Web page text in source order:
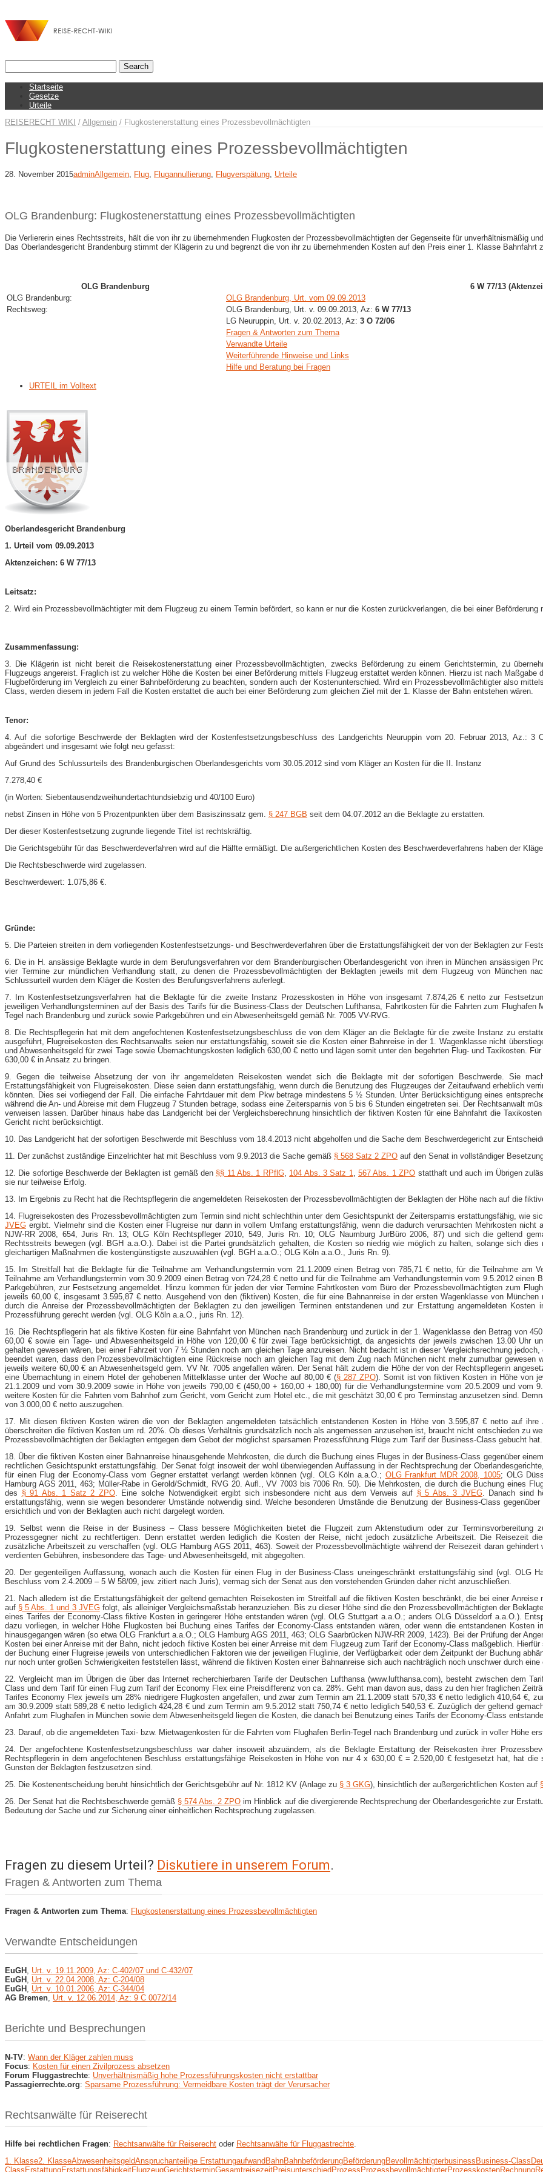
Startseite
Gesetze
Urteile
REISERECHT WIKI / Allgemein / Flugkostenerstattung eines Prozessbevollmächtigten
Flugkostenerstattung eines Prozessbevollmächtigten
28. November 2015adminAllgemein Flug Flugannullierung Flugverspätung Urteile
OLG Brandenburg: Flugkostenerstattung eines Prozessbevollmächtigten
Die Verliererin eines Rechtsstreits, hält die von ihr zu übernehmenden Flugkosten der Prozessbevollmächtigten der Gegenseite für unverhältnismäßig
Das Oberlandesgericht Brandenburg stimmt der Klägerin zu und begrenzt die von ihr zu übernehmenden Kosten auf den Preis einer 1. Klasse Bahnfahrt
OLG Brandenburg
6 W 77/13
OLG Brandenburg:
OLG Brandenburg, Urt. vom 09.09.2013
Rechtsweg:
OLG Brandenburg, Urt. v. 09.09.2013, Az: 6 W 77/13
LG Neuruppin, Urt. v. 20.02.2013, Az: 3 O 72/06
Fragen & Antworten zum Thema
Verwandte Urteile
Weiterführende Hinweise und Links
Hilfe und Beratung bei Fragen
URTEIL im Volltext
Oberlandesgericht Brandenburg
1. Urteil vom 09.09.2013
Aktenzeichen: 6 W 77/13
Leitsatz:
2. Wird ein Prozessbevollmächtigter mit dem Flugzeug zu einem Termin befördert, so kann er nur die Kosten zurückverlangen, die bei einer
Zusammenfassung:
3. Die Klägerin ist nicht bereit die Reisekostenerstattung einer Prozessbevollmächtigten, zwecks Beförderung zu einem Gerichtstermin, zu
Flugzeugs angereist. Fraglich ist zu welcher Höhe die Kosten bei einer Beförderung mittels Flugzeug erstattet werden können. Hierzu ist nach
Flugbeförderung im Vergleich zu einer Bahnbeförderung zu beachten, sondern auch der Kostenunterschied. Wird ein Prozessbevollmächtigter also
Class, werden diesem in jedem Fall die Kosten erstattet die auch bei einer Beförderung zum gleichen Ziel mit der 1. Klasse der Bahn entstehen wären.
Tenor:
4. Auf die sofortige Beschwerde der Beklagten wird der Kostenfestsetzungsbeschluss des Landgerichts Neuruppin vom 20. Februar 2013, Az.: 3
abgeändert und insgesamt wie folgt neu gefasst:
Auf Grund des Schlussurteils des Brandenburgischen Oberlandesgerichts vom 30.05.2012 sind vom Kläger an Kosten für die II. Instanz
7.278,40 €
(in Worten: Siebentausendzweihundertachtundsiebzig und 40/100 Euro)
nebst Zinsen in Höhe von 5 Prozentpunkten über dem Basiszinssatz gem. § 247 BGB seit dem 04.07.2012 an die Beklagte zu erstatten.
Der dieser Kostenfestsetzung zugrunde liegende Titel ist rechtskräftig.
Die Gerichtsgebühr für das Beschwerdeverfahren wird auf die Hälfte ermäßigt. Die außergerichtlichen Kosten des Beschwerdeverfahrens haben der
Die Rechtsbeschwerde wird zugelassen.
Beschwerdewert: 1.075,86 €.
Gründe:
5. Die Parteien streiten in dem vorliegenden Kostenfestsetzungs- und Beschwerdeverfahren über die Erstattungsfähigkeit der von der Beklagten zur
6. Die in H. ansässige Beklagte wurde in dem Berufungsverfahren vor dem Brandenburgischen Oberlandesgericht von ihren in München ansässigen
vier Termine zur mündlichen Verhandlung statt, zu denen die Prozessbevollmächtigten der Beklagten jeweils mit dem Flugzeug von München
Schlussurteil wurden dem Kläger die Kosten des Berufungsverfahrens auferlegt.
7. Im Kostenfestsetzungsverfahren hat die Beklagte für die zweite Instanz Prozesskosten in Höhe von insgesamt 7.874,26 € netto zur
jeweiligen Verhandlungsterminen auf der Basis des Tarifs für die Business-​Class der Deutschen Lufthansa, Fahrtkosten für die Fahrten zum
Tegel nach Brandenburg und zurück sowie Parkgebühren und ein Abwesenheitsgeld gemäß Nr. 7005 VV-​RVG.
8. Die Rechtspflegerin hat mit dem angefochtenen Kostenfestsetzungsbeschluss die von dem Kläger an die Beklagte für die zweite Instanz zu
ausgeführt, Flugreisekosten des Rechtsanwalts seien nur erstattungsfähig, soweit sie die Kosten einer Bahnreise in der 1. Wagenklasse nicht
und Abwesenheitsgeld für zwei Tage sowie Übernachtungskosten lediglich 630,00 € netto und lägen somit unter den begehrten Flug- und Taxikosten.
630,00 € in Ansatz zu bringen.
9. Gegen die teilweise Absetzung der von ihr angemeldeten Reisekosten wendet sich die Beklagte mit der sofortigen Beschwerde. Sie
Erstattungsfähigkeit von Flugreisekosten. Diese seien dann erstattungsfähig, wenn durch die Benutzung des Flugzeuges der Zeitaufwand erheblich
könnten. Dies sei vorliegend der Fall. Die einfache Fahrtdauer mit dem Pkw betrage mindestens 5 ½ Stunden. Unter Berücksichtigung eines
während die An- und Abreise mit dem Flugzeug 7 Stunden betrage, sodass eine Zeitersparnis von 5 bis 6 Stunden eingetreten sei. Der Rechtsanwalt
verweisen lassen. Darüber hinaus habe das Landgericht bei der Vergleichsberechnung hinsichtlich der fiktiven Kosten für eine Bahnfahrt die
Gericht nicht berücksichtigt.
10. Das Landgericht hat der sofortigen Beschwerde mit Beschluss vom 18.4.2013 nicht abgeholfen und die Sache dem Beschwerdegericht zur
11. Der zunächst zuständige Einzelrichter hat mit Beschluss vom 9.9.2013 die Sache gemäß § 568 Satz 2 ZPO auf den Senat in vollständiger
12. Die sofortige Beschwerde der Beklagten ist gemäß den §§ 11 Abs. 1 RPflG, 104 Abs. 3 Satz 1 ,567 Abs. 1 ZPO statthaft und auch im Übrigen
sie nur teilweise Erfolg.
13. Im Ergebnis zu Recht hat die Rechtspflegerin die angemeldeten Reisekosten der Prozessbevollmächtigten der Beklagten der Höhe nach auf die
14. Flugreisekosten des Prozessbevollmächtigten zum Termin sind nicht schlechthin unter dem Gesichtspunkt der Zeitersparnis erstattungsfähig, wie
JVEG ergibt. Vielmehr sind die Kosten einer Flugreise nur dann in vollem Umfang erstattungsfähig, wenn die dadurch verursachten Mehrkosten
NJW-​RR 2008, 654, Juris Rn. 13; OLG Köln Rechtspfleger 2010, 549, Juris Rn. 10; OLG Naumburg JurBüro 2006, 87) und sich die geltend
Rechtsstreits bewegen (vgl. BGH a.a.O.). Dabei ist die Partei grundsätzlich gehalten, die Kosten so niedrig wie möglich zu halten, solange sich
gleichartigen Maßnahmen die kostengünstigste auszuwählen (vgl. BGH a.a.O.; OLG Köln a.a.O., Juris Rn. 9).
15. Im Streitfall hat die Beklagte für die Teilnahme am Verhandlungstermin vom 21.1.2009 einen Betrag von 785,71 € netto, für die Teilnahme am
Teilnahme am Verhandlungstermin vom 30.9.2009 einen Betrag von 724,28 € netto und für die Teilnahme am Verhandlungstermin vom 9.5.2012
Parkgebühren, zur Festsetzung angemeldet. Hinzu kommen für jeden der vier Termine Fahrtkosten vom Büro der Prozessbevollmächtigten zum
jeweils 60,00 €, insgesamt 3.595,87 € netto. Ausgehend von den (fiktiven) Kosten, die für eine Bahnanreise in der ersten Wagenklasse von
durch die Anreise der Prozessbevollmächtigten der Beklagten zu den jeweiligen Terminen entstandenen und zur Erstattung angemeldeten
Prozessführung gerecht werden (vgl. OLG Köln a.a.O., juris Rn. 12).
16. Die Rechtspflegerin hat als fiktive Kosten für eine Bahnfahrt von München nach Brandenburg und zurück in der 1. Wagenklasse den Betrag von
60,00 € sowie ein Tage- und Abwesenheitsgeld in Höhe von 120,00 € für zwei Tage berücksichtigt, da angesichts der jeweils zwischen 13.00 Uhr
gehalten gewesen wären, bei einer Fahrzeit von 7 ½ Stunden noch am gleichen Tage anzureisen. Nicht bedacht ist in dieser Vergleichsrechnung
beendet waren, dass den Prozessbevollmächtigten eine Rückreise noch am gleichen Tag mit dem Zug nach München nicht mehr zumutbar
jeweils weitere 60,00 € an Abwesenheitsgeld gem. VV Nr. 7005 angefallen wären. Der Senat hält zudem die Höhe der von der Rechtspflegerin
eine Übernachtung in einem Hotel der gehobenen Mittelklasse unter der Woche auf 80,00 € (§ 287 ZPO). Somit ist von fiktiven Kosten in Höhe von
21.1.2009 und vom 30.9.2009 sowie in Höhe von jeweils 790,00 € (450,00 + 160,00 + 180,00) für die Verhandlungstermine vom 20.5.2009 und vom
weitere Kosten für die Fahrten vom Bahnhof zum Gericht, vom Gericht zum Hotel etc., die mit geschätzt 30,00 € pro Terminstag anzusetzen sind.
von 3.000,00 € netto auszugehen.
17. Mit diesen fiktiven Kosten wären die von der Beklagten angemeldeten tatsächlich entstandenen Kosten in Höhe von 3.595,87 € netto auf
überschreiten die fiktiven Kosten um rd. 20%. Ob dieses Verhältnis grundsätzlich noch als angemessen anzusehen ist, braucht nicht entschieden zu
Prozessbevollmächtigten der Beklagten entgegen dem Gebot der möglichst sparsamen Prozessführung Flüge zum Tarif der Business-​Class gebucht hat.
18. Über die fiktiven Kosten einer Bahnanreise hinausgehende Mehrkosten, die durch die Buchung eines Fluges in der Business-​Class gegenüber
rechtlichen Gesichtspunkt erstattungsfähig. Der Senat folgt insoweit der wohl überwiegenden Auffassung in der Rechtsprechung der
für einen Flug der Economy-​Class vom Gegner erstattet verlangt werden können (vgl. OLG Köln a.a.O.; OLG Frankfurt MDR 2008, 1005; OLG
Hamburg AGS 2011, 463; Müller-​Rabe in Gerold/Schmidt, RVG 20. Aufl., VV 7003 bis 7006 Rn. 50). Die Mehrkosten, die durch die Buchung eines
des § 91 Abs. 1 Satz 2 ZPO. Eine solche Notwendigkeit ergibt sich insbesondere nicht aus dem Verweis auf § 5 Abs. 3 JVEG. Danach sind
erstattungsfähig, wenn sie wegen besonderer Umstände notwendig sind. Welche besonderen Umstände die Benutzung der Business-​Class
ersichtlich und von der Beklagten auch nicht dargelegt worden.
19. Selbst wenn die Reise in der Business – Class bessere Möglichkeiten bietet die Flugzeit zum Aktenstudium oder zur Terminsvorbereitung
Prozessgegner nicht zu rechtfertigen. Denn erstattet werden lediglich die Kosten der Reise, nicht jedoch zusätzliche Arbeitszeit. Die Reisezeit
zusätzliche Arbeitszeit zu verschaffen (vgl. OLG Hamburg AGS 2011, 463). Soweit der Prozessbevollmächtigte während der Reisezeit daran
verdienten Gebühren, insbesondere das Tage- und Abwesenheitsgeld, mit abgegolten.
20. Der gegenteiligen Auffassung, wonach auch die Kosten für einen Flug in der Business-​Class uneingeschränkt erstattungsfähig sind (vgl. OLG
Beschluss vom 2.4.2009 – 5 W 58/09, jew. zitiert nach Juris), vermag sich der Senat aus den vorstehenden Gründen daher nicht anzuschließen.
21. Nach alledem ist die Erstattungsfähigkeit der geltend gemachten Reisekosten im Streitfall auf die fiktiven Kosten beschränkt, die bei einer
auf § 5 Abs. 1 und 3 JVEGfolgt, als alleiniger Vergleichsmaßstab heranzuziehen. Bis zu dieser Höhe sind die den Prozessbevollmächtigten der
eines Tarifes der Economy-​Class fiktive Kosten in geringerer Höhe entstanden wären (vgl. OLG Stuttgart a.a.O.; anders OLG Düsseldorf a.a.O.).
dazu vorliegen, in welcher Höhe Flugkosten bei Buchung eines Tarifes der Economy-​Class entstanden wären, oder wenn die entstandenen
hinausgegangen wären (so etwa OLG Frankfurt a.a.O.; OLG Hamburg AGS 2011, 463; OLG Saarbrücken NJW-​RR 2009, 1423). Bei der Prüfung der
Kosten bei einer Anreise mit der Bahn, nicht jedoch fiktive Kosten bei einer Anreise mit dem Flugzeug zum Tarif der Economy-​Class maßgeblich.
der Buchung einer Flugreise jeweils von unterschiedlichen Faktoren wie der jeweiligen Fluglinie, der Verfügbarkeit oder dem Zeitpunkt der Buchung
nur noch unter großen Schwierigkeiten feststellen lässt, während die fiktiven Kosten einer Bahnanreise sich auch nachträglich noch unschwer durch
22. Vergleicht man im Übrigen die über das Internet recherchierbaren Tarife der Deutschen Lufthansa (www.lufthansa.com), besteht zwischen dem
Class und dem Tarif für einen Flug zum Tarif der Economy Flex eine Preisdifferenz von ca. 28%. Geht man davon aus, dass zu den hier fraglichen
Tarifes Economy Flex jeweils um 28% niedrigere Flugkosten angefallen, und zwar zum Termin am 21.1.2009 statt 570,33 € netto lediglich 410,64 €,
am 30.9.2009 statt 589,28 € netto lediglich 424,28 € und zum Termin am 9.5.2012 statt 750,74 € netto lediglich 540,53 €. Zuzüglich der geltend
Anfahrt zum Flughafen in München sowie dem Abwesenheitsgeld liegen die Kosten, die danach bei Benutzung eines Tarifs der Economy-​Class
23. Darauf, ob die angemeldeten Taxi- bzw. Mietwagenkosten für die Fahrten vom Flughafen Berlin-​Tegel nach Brandenburg und zurück in voller Höhe
24. Der angefochtene Kostenfestsetzungsbeschluss war daher insoweit abzuändern, als die Beklagte Erstattung der Reisekosten ihrer
Rechtspflegerin in dem angefochtenen Beschluss erstattungsfähige Reisekosten in Höhe von nur 4 x 630,00 € = 2.520,00 € festgesetzt hat, hat
Gunsten der Beklagten festzusetzen sind.
25. Die Kostenentscheidung beruht hinsichtlich der Gerichtsgebühr auf Nr. 1812 KV (Anlage zu § 3 GKG), hinsichtlich der außergerichtlichen Kosten auf
26. Der Senat hat die Rechtsbeschwerde gemäß § 574 Abs. 2 ZPO im Hinblick auf die divergierende Rechtsprechung der Oberlandesgerichte zur
Bedeutung der Sache und zur Sicherung einer einheitlichen Rechtsprechung zugelassen.
Fragen zu diesem Urteil? Diskutiere in unserem Forum.
Fragen & Antworten zum Thema
Fragen & Antworten zum Thema: Flugkostenerstattung eines Prozessbevollmächtigten
Verwandte Entscheidungen
EuGH Urt. v. 19.11.2009, Az: C-402/07 und C-432/07
EuGH Urt. v. 22.04.2008, Az: C-204/08
EuGH Urt. v. 10.01.2006, Az: C-344/04
AG Bremen Urt. v. 12.06.2014, Az: 9 C 0072/14
Berichte und Besprechungen
N-TV: Wann der Kläger zahlen muss
Focus: Kosten für einen Zivilprozess absetzen
Forum Fluggastrechte: Unverhältnismäßig hohe Prozessführungskosten nicht erstattbar
Passagierrechte.org: Sparsame Prozessführung: Vermeidbare Kosten trägt der Verursacher
Rechtsanwälte für Reiserecht
Hilfe bei rechtlichen Fragen: Rechtsanwälte für Reiserecht oder Rechtsanwälte für Fluggastrechte
1. Klasse2. KlasseAbwesenheitsgeldAnspruchanteilige ErstattungaufwandBahnBahnbeförderungBeförderungBevollmächtigterbusinessBusiness-Class
ClassErstattungErstattungsfähigkeitFlugzeugGerichtsterminGesamtreisezeitPreisunterschiedProzessProzessbevollmächtigterProzesskostenRechnung